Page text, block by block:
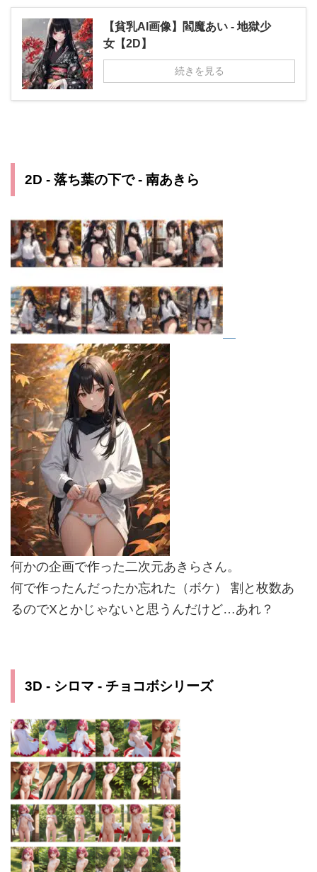
【貧乳AI画像】閻魔あい - 地獄少
女【2D】
続きを見る
2D - 落ち葉の下で - 南あきら
何かの企画で作った二次元あきらさん。
何で作ったんだったか忘れた（ボケ） 割と枚数あ
るのでXとかじゃないと思うんだけど…あれ？
3D - シロマ - チョコボシリーズ